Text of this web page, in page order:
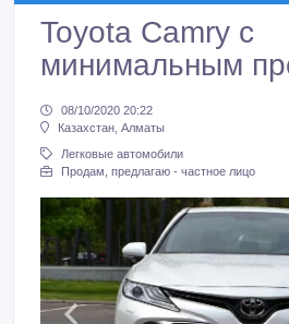
Toyota Camry с
минимальным
08/10/2020 20:22
Казахстан, Алматы
Легковые автомобили
Продам, предлагаю - частное лицо